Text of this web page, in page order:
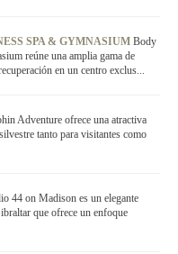
SPA & GYMNASIUM Body
reúne una amplia gama de
en un centro exclus...
Adventure ofrece una atractiva
tanto para visitantes como
44 on Madison es un elegante
que ofrece un enfoque